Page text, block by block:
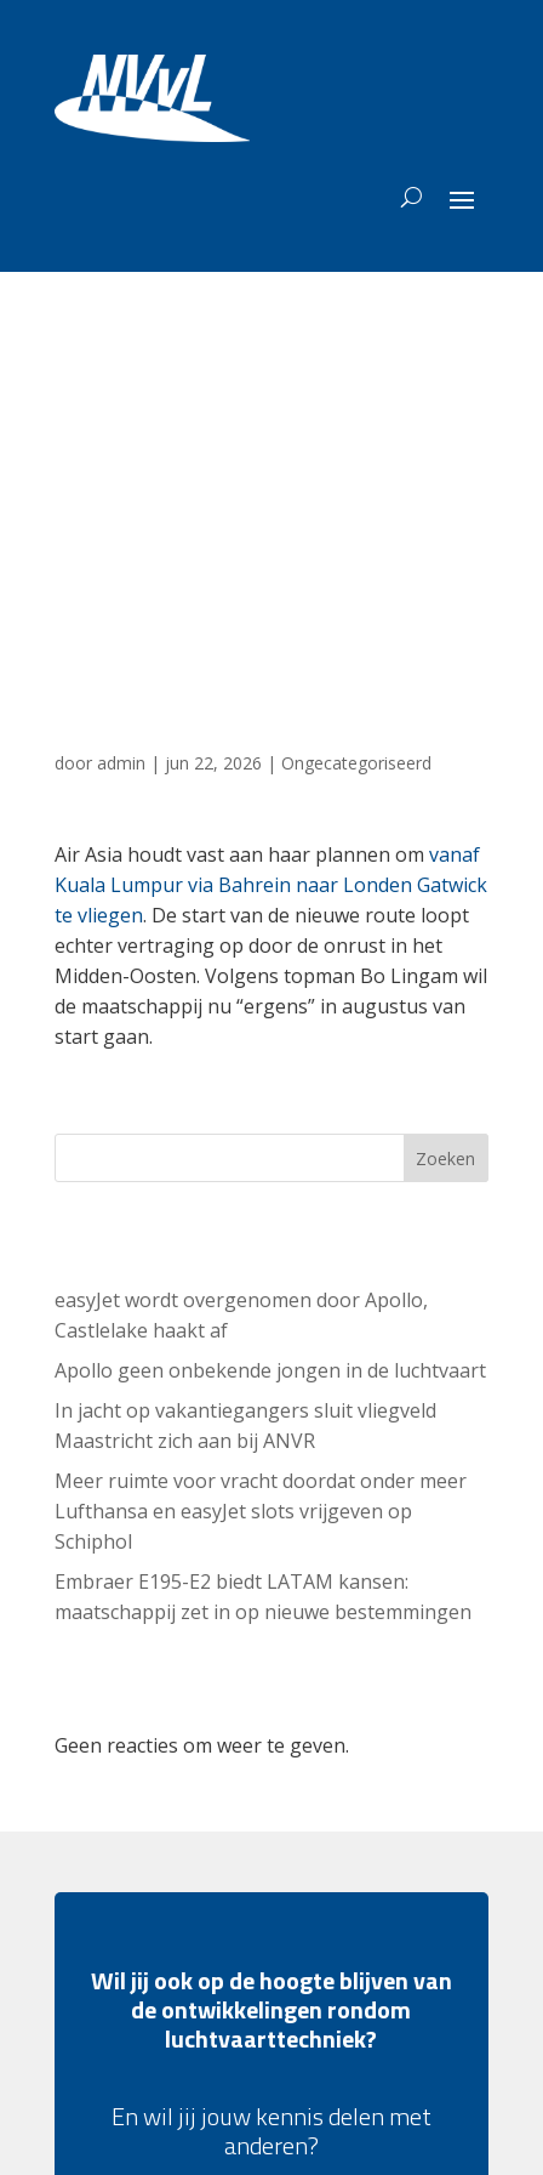
door admin | jun 22, 2026 | Ongecategoriseerd
Air Asia houdt vast aan haar plannen om vanaf
Kuala Lumpur via Bahrein naar Londen Gatwick
te vliegen. De start van de nieuwe route loopt
echter vertraging op door de onrust in het
Midden-Oosten. Volgens topman Bo Lingam wil
de maatschappij nu “ergens” in augustus van
start gaan.
Zoeken
easyJet wordt overgenomen door Apollo,
Castlelake haakt af
Apollo geen onbekende jongen in de luchtvaart
In jacht op vakantiegangers sluit vliegveld
Maastricht zich aan bij ANVR
Meer ruimte voor vracht doordat onder meer
Lufthansa en easyJet slots vrijgeven op
Schiphol
Embraer E195-E2 biedt LATAM kansen:
maatschappij zet in op nieuwe bestemmingen
Geen reacties om weer te geven.
Wil jij ook op de hoogte blijven van
de ontwikkelingen rondom
luchtvaarttechniek?
En wil jij jouw kennis delen met
anderen?